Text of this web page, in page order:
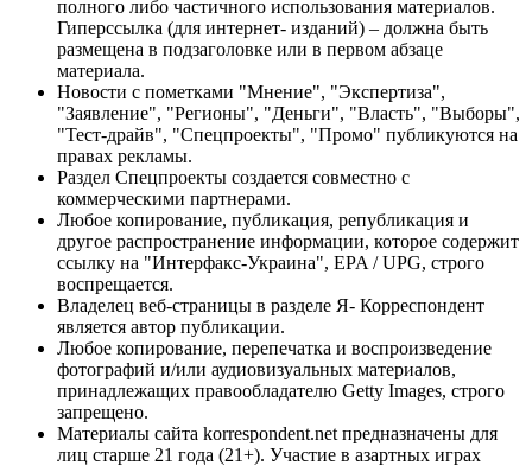
полного либо частичного использования материалов.
Гиперссылка (для интернет- изданий) – должна быть
размещена в подзаголовке или в первом абзаце
материала.
Новости с пометками "Мнение", "Экспертиза",
"Заявление", "Регионы", "Деньги", "Власть", "Выборы",
"Тест-драйв", "Спецпроекты", "Промо" публикуются на
правах рекламы.
Раздел Спецпроекты создается совместно с
коммерческими партнерами.
Любое копирование, публикация, републикация и
другое распространение информации, которое содержит
ссылку на "Интерфакс-Украина", EPA / UPG, строго
воспрещается.
Владелец веб-страницы в разделе Я- Корреспондент
является автор публикации.
Любое копирование, перепечатка и воспроизведение
фотографий и/или аудиовизуальных материалов,
принадлежащих правообладателю Getty Images, строго
запрещено.
Материалы сайта korrespondent.net предназначены для
лиц старше 21 года (21+). Участие в азартных играх